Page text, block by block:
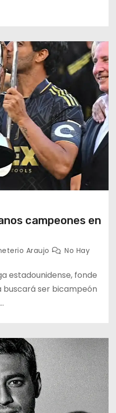
campeones en
Araujo
No Hay
estadounidense, fonde
buscará ser bicampeón